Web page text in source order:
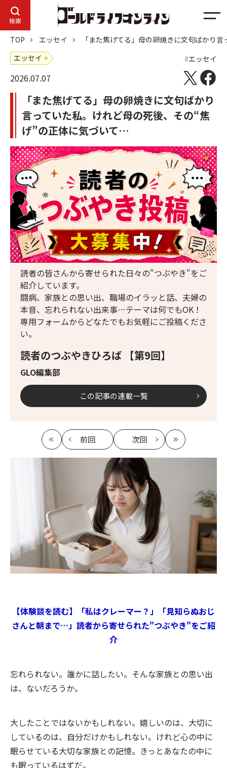
検索
メ
ニ
ュ
ー
TOP エッセイ
「また焦げてる」母の卵焼きに文句ばかり
エッセイ
エッセイ
2026.07.07
「また焦げてる」母の卵焼きに文句ばかり
言っていた私。けれど母の死後、その“焦
げ”の正体に気づいて…
読者のつぶやきひろば 【第9回】
GLO編集部
読者の皆さんから寄せられた日々の"つぶやき"をご
紹介しています。
闘病、家族との思い出、職場のイラッと話、夫婦の
本音、忘れられない出来事…テーマは何でもOK！
専用フォームからどなたでもお気軽にご投稿くださ
い。
この記事の連載一覧
最
初
前回
記
次回
記
事
へ
最
新
【体験談を読む】「私はクレーマー？」「見知らぬおじ
さんと朝まで…」読者から寄せられた"つぶやき"をご紹
介
忘れられない。誰かに話したい。そんな家族との思い出
は、ないだろうか。
大したことではないかもしれない。嬉しいのは、大切に
しているのは、自分だけかもしれない。けれど心の中に
眠らせている大切な家族との記憶。きっとあなたの中に
も眠っているはずだ。